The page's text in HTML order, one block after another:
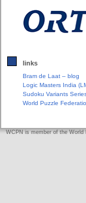
links
Bram de Laat – blog
Logic Masters India
Sudoku Variants
World Puzzle
WCPN is member of the World